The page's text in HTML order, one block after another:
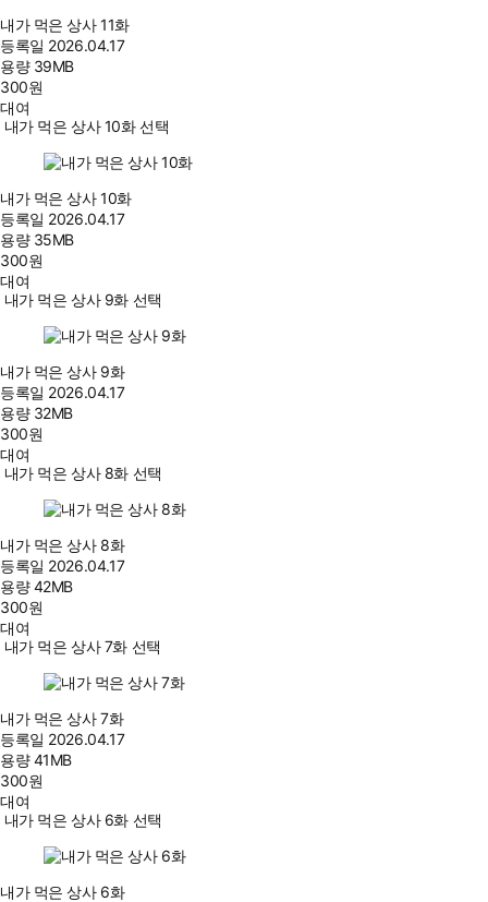
내가 먹은 상사 11화
등록일 2026.04.17
용량 39MB
300원
대여
내가 먹은 상사 10화 선택
내가 먹은 상사 10화
등록일 2026.04.17
용량 35MB
300원
대여
내가 먹은 상사 9화 선택
내가 먹은 상사 9화
등록일 2026.04.17
용량 32MB
300원
대여
내가 먹은 상사 8화 선택
내가 먹은 상사 8화
등록일 2026.04.17
용량42MB
300원
대여
내가 먹은 상사 7화 선택
내가 먹은 상사 7화
등록일 2026.04.17
용량41MB
300원
대여
내가 먹은 상사 6화 선택
내가 먹은 상사 6화